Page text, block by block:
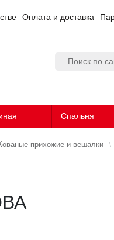
Оплата и доставка
Спальня
прихожие и вешалки